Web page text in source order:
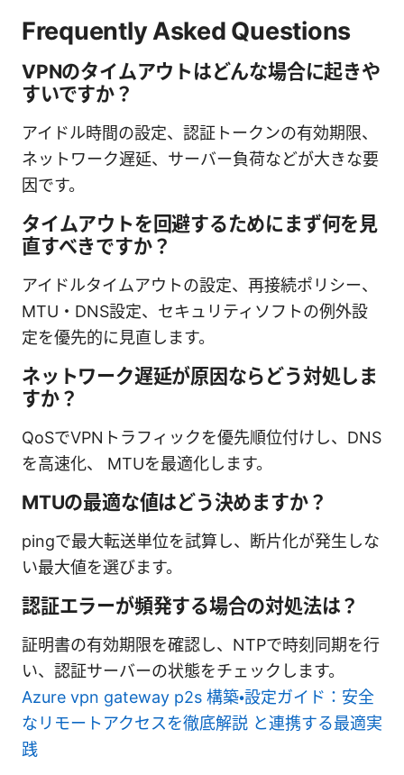
Frequently Asked Questions
VPNのタイムアウトはどんな場合に起きや
すいですか？
アイドル時間の設定、認証トークンの有効期限、
ネットワーク遅延、サーバー負荷などが大きな要
因です。
タイムアウトを回避するためにまず何を見
直すべきですか？
アイドルタイムアウトの設定、再接続ポリシー、
MTU・DNS設定、セキュリティソフトの例外設
定を優先的に見直します。
ネットワーク遅延が原因ならどう対処しま
すか？
QoSでVPNトラフィックを優先順位付けし、DNS
を高速化、 MTUを最適化します。
MTUの最適な値はどう決めますか？
pingで最大転送単位を試算し、断片化が発生しな
い最大値を選びます。
認証エラーが頻発する場合の対処法は？
証明書の有効期限を確認し、NTPで時刻同期を行
い、認証サーバーの状態をチェックします。
Azure vpn gateway p2s 構築・設定ガイド：安全
なリモートアクセスを徹底解説 と連携する最適実
践